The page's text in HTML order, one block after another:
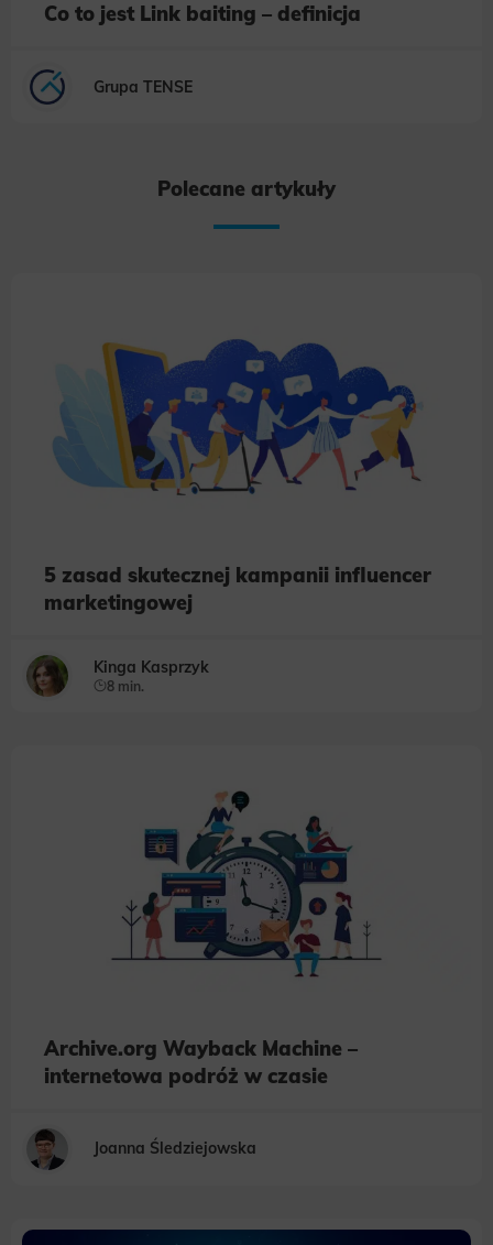
Co to jest Link baiting – definicja
Grupa TENSE
Polecane artykuły
5 zasad skutecznej kampanii influencer
marketingowej
Kinga Kasprzyk
8 min.
Archive.org Wayback Machine –
internetowa podróż w czasie
Joanna Śledziejowska